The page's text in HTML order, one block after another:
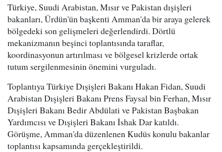
Türkiye, Suudi Arabistan, Mısır ve Pakistan dışişleri
bakanları, Ürdün'ün başkenti Amman'da bir araya gelerek
bölgedeki son gelişmeleri değerlendirdi. Dörtlü
mekanizmanın beşinci toplantısında taraflar,
koordinasyonun artırılması ve bölgesel krizlerde ortak
tutum sergilenmesinin önemini vurguladı.
Toplantıya Türkiye Dışişleri Bakanı Hakan Fidan, Suudi
Arabistan Dışişleri Bakanı Prens Faysal bin Ferhan, Mısır
Dışişleri Bakanı Bedir Abdülati ve Pakistan Başbakan
Yardımcısı ve Dışişleri Bakanı İshak Dar katıldı.
Görüşme, Amman'da düzenlenen Kudüs konulu bakanlar
toplantısı kapsamında gerçekleştirildi.